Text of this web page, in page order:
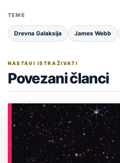
TEME
Drevna Galaksija James Webb
NASTAVI ISTRAŽIVATI
Povezani članci